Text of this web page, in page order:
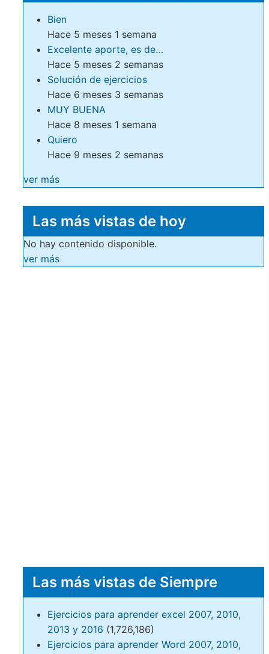
Bien
Hace 5 meses 1 semana
Excelente aporte, es de…
Hace 5 meses 2 semanas
Solución de ejercicios
Hace 6 meses 3 semanas
MUY BUENA
Hace 8 meses 1 semana
Quiero
Hace 9 meses 2 semanas
ver más
Las más vistas de hoy
No hay contenido disponible.
ver más
Las más vistas de Siempre
Ejercicios para aprender excel 2007, 2010,
2013 y 2016 (1,726,186)
Ejercicios para aprender Word 2007, 2010,